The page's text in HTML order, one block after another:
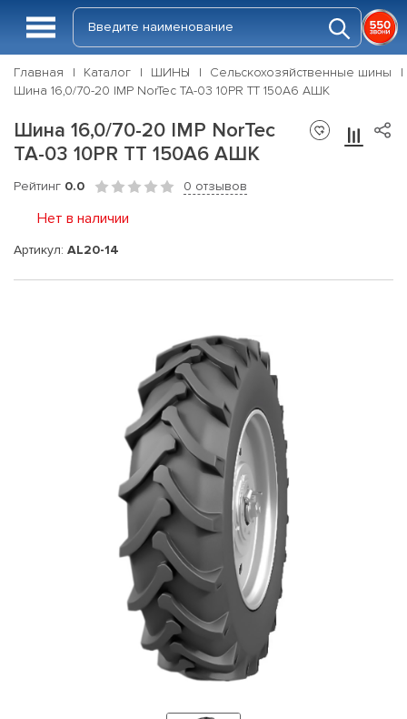
Главная Каталог ШИНЫ
Сельскохозяйственные шины
Шина 16,0/70-20 IMP NorTec TA-03 10PR TT 150А6 АШК
Шина 16,0/70-20 IMP NorTec
TA-03 10PR TT 150А6 АШК
Рейтинг 0.0 0 отзывов
Нет в наличии
Артикул: AL20-14